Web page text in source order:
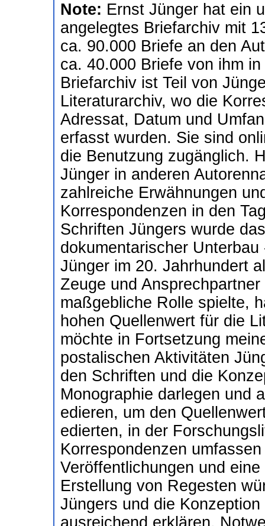
Note: Ernst Jünger hat ein
angelegtes Briefarchiv mit
ca. 90.000 Briefe an den
ca. 40.000 Briefe von ihm
Briefarchiv ist Teil von
Literaturarchiv, wo die
Adressat, Datum und
erfasst wurden. Sie sind
die Benutzung zugänglich.
Jünger in anderen
zahlreiche Erwähnungen
Korrespondenzen in den
Schriften Jüngers wurde
dokumentarischer
Jünger im 20. Jahrhundert
Zeuge und
maßgebliche Rolle spielte,
hohen Quellenwert für die
möchte in Fortsetzung
postalischen Aktivitäten
den Schriften und die
Monographie darlegen und
edieren, um den
edierten, in der
Korrespondenzen
Veröffentlichungen und
Erstellung von Regesten
Jüngers und die